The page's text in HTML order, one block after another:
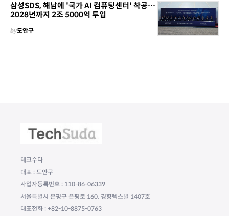
삼성SDS, 해남에 '국가 AI 컴퓨팅센터' 착공…
2028년까지 2조 5000억 투입
by도안구
테크수다
대표 : 도안구
사업자등록번호 : 110-86-06339
서울특별시 은평구 은평로 160, 경향렉스빌 1407호
대표전화 : +82-10-8875-0763